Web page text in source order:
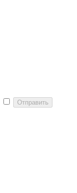
Отправить